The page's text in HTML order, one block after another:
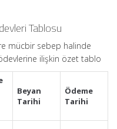
Tablosu
mücbir sebep halinde
ilişkin özet tablo
Beyan
Tarihi
Ödeme
Tarihi